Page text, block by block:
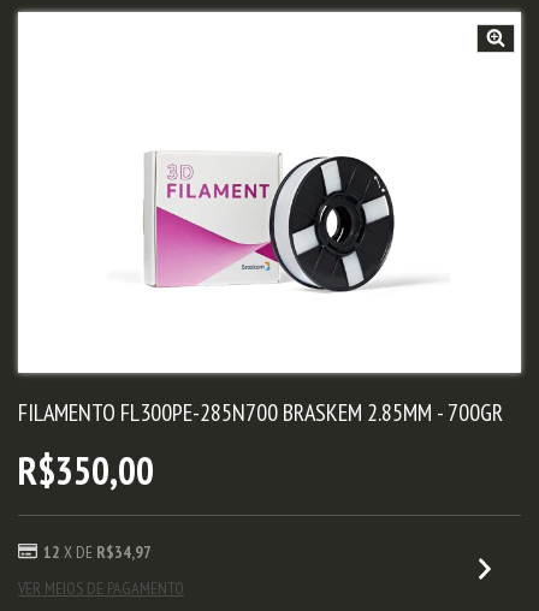
FILAMENTO FL300PE-285N700 BRASKEM 2.85MM - 700GR
R$350,00
12 X DE R$34,97
VER MEIOS DE PAGAMENTO